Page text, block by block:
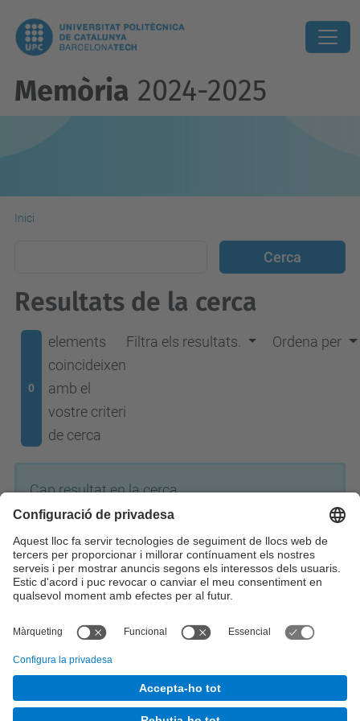
Memòria 2024-2025
Inici
Resultats de la cerca
0
elements
coincideixen
amb el
vostre criteri
de cerca
Filtra els resultats. Ordena per
Cap resultat en la cerca.